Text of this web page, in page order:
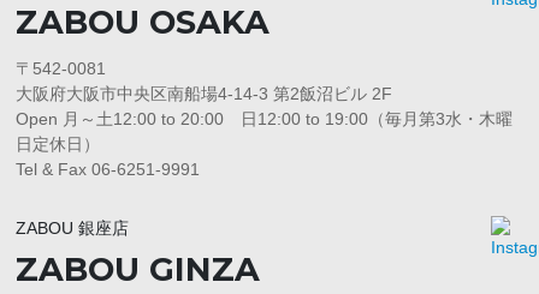
ZABOU OSAKA
〒542-0081
大阪府大阪市中央区南船場4-14-3 第2飯沼ビル 2F
Open 月～土12:00 to 20:00 日12:00 to 19:00（毎月第3水・木曜
日定休日）
Tel & Fax 06-6251-9991
ZABOU 銀座店
ZABOU GINZA